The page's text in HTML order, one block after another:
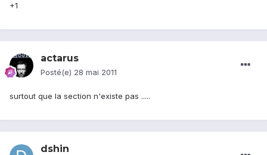
+1
actarus
Posté(e) 28 mai 2011
surtout que la section n'existe pas .....
dshin